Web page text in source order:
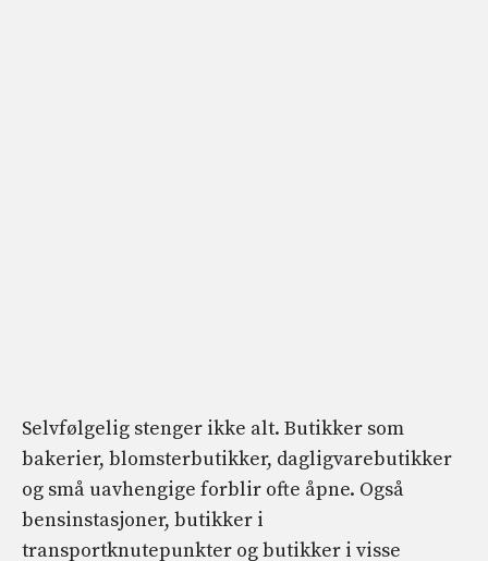
Selvfølgelig stenger ikke alt. Butikker som
bakerier, blomsterbutikker, dagligvarebutikker
og små uavhengige forblir ofte åpne. Også
bensinstasjoner, butikker i
transportknutepunkter og butikker i visse